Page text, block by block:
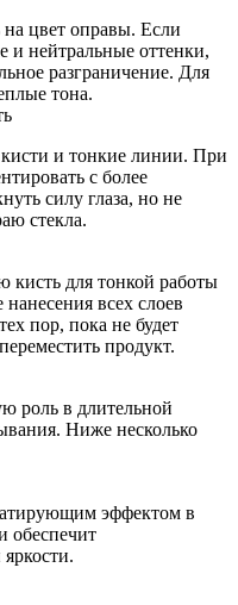
цвет оправы. Если
и нейтральные оттенки,
разграничение. Для
тона.
и тонкие линии. При
с более
силу глаза, но не
стекла.
кисть для тонкой работы
всех слоев
пор, пока не будет
продукт.
роль в длительной
Ниже несколько
эффектом в
обеспечит